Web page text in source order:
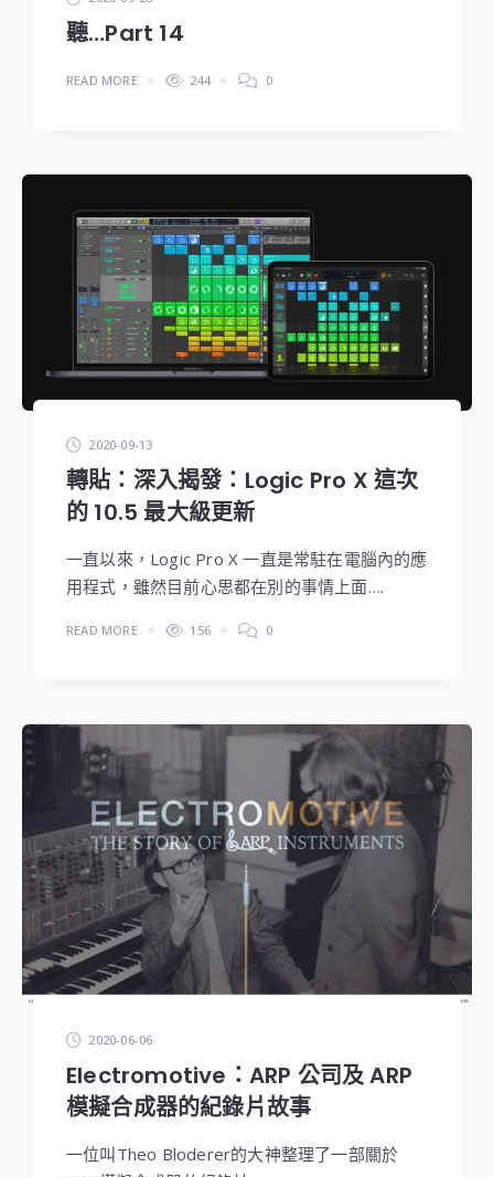
聽…Part 14
READ MORE 244 0
2020-09-13
轉貼：深入揭發：Logic Pro X 這次
的 10.5 最大級更新
一直以來，Logic Pro X 一直是常駐在電腦內的應
用程式，雖然目前心思都在別的事情上面….
READ MORE 156 0
2020-06-06
Electromotive：ARP 公司及 ARP
模擬合成器的紀錄片故事
一位叫Theo Bloderer的大神整理了一部關於